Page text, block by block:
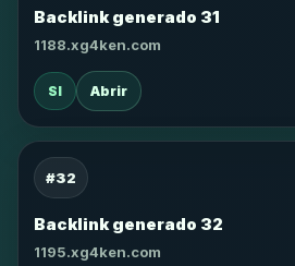
Backlink generado 31
1188.xg4ken.com
SI Abrir
#32
Backlink generado 32
1195.xg4ken.com